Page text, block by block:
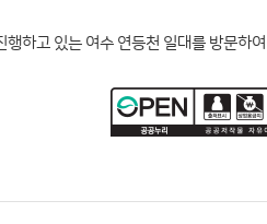
하고 있는 여수 연등천 일대를 방문하